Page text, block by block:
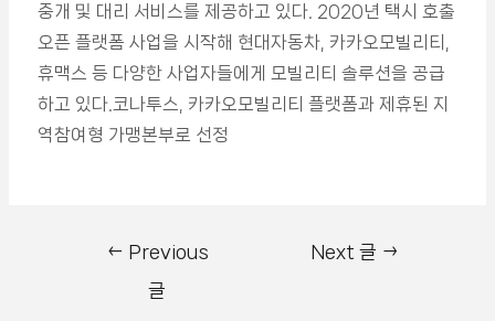
중개 및 대리 서비스를 제공하고 있다. 2020년 택시 호출
오픈 플랫폼 사업을 시작해 현대자동차, 카카오모빌리티,
휴맥스 등 다양한 사업자들에게 모빌리티 솔루션을 공급
하고 있다.코나투스, 카카오모빌리티 플랫폼과 제휴된 지
역참여형 가맹본부로 선정
← Previous
글
Next 글 →